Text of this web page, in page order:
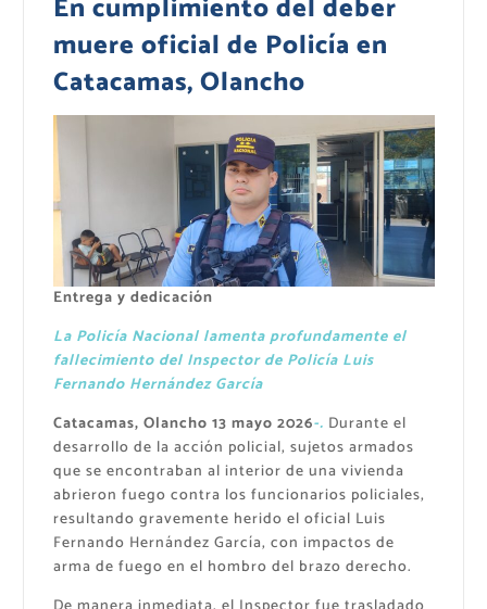
En cumplimiento del deber
muere oficial de Policía en
Catacamas, Olancho
Entrega y dedicación
La Policía Nacional lamenta profundamente el
fallecimiento del Inspector de Policía Luis
Fernando Hernández García
Catacamas, Olancho 13 mayo 2026-. Durante el
desarrollo de la acción policial, sujetos armados
que se encontraban al interior de una vivienda
abrieron fuego contra los funcionarios policiales,
resultando gravemente herido el oficial Luis
Fernando Hernández García, con impactos de
arma de fuego en el hombro del brazo derecho.